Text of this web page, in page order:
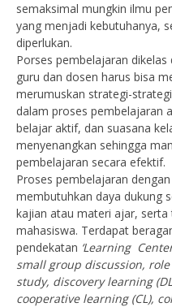
semaksimal mungkin ilmu
yang menjadi kebutuhanya,
diperlukan.
Porses pembelajaran
guru dan dosen harus bisa
merumuskan strategi-
dalam proses pembelajaran
belajar aktif, dan suasana
menyenangkan sehingga
pembelajaran secara efektif.
Proses pembelajaran
membutuhkan daya dukung
kajian atau materi ajar,
mahasiswa. Terdapat
pendekatan ‘Learning
small group discussion,
study, discovery learning
cooperative learning (CL),